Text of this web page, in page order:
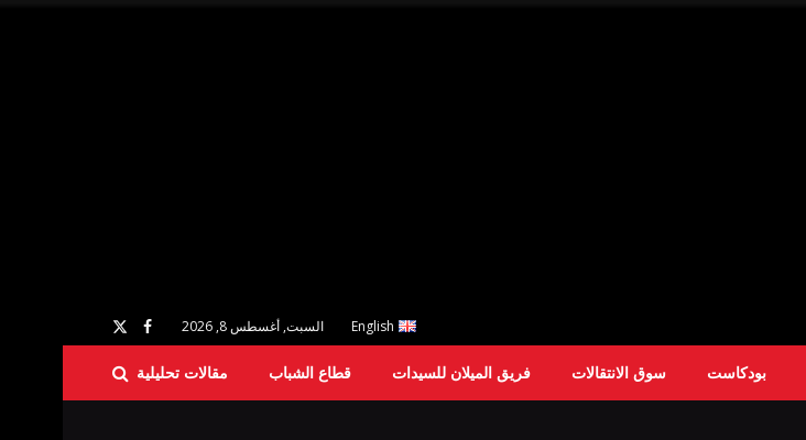
English السبت, أغسطس 8, 2026
بودكاست سوق الانتقالات فريق الميلان للسيدات قطاع الشباب مقالات تحليلية